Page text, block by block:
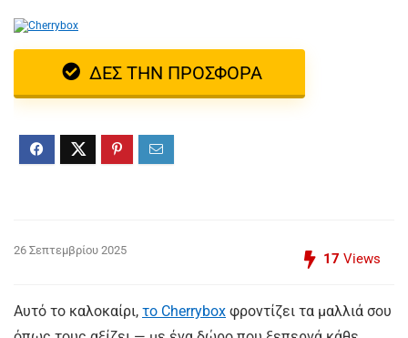
ΔΕΣ ΤΗΝ ΠΡΟΣΦΟΡΑ
26 Σεπτεμβρίου 2025
17 Views
Αυτό το καλοκαίρι, το Cherrybox φροντίζει τα μαλλιά σου